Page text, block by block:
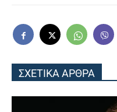
ΣΧΕΤΙΚΑ ΑΡΘΡΑ